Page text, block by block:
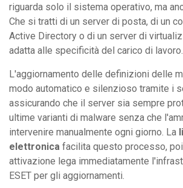
riguarda solo il sistema operativo, ma
Che si tratti di un server di posta, di un
Active Directory o di un server di
adatta alle specificità del carico di lavoro.
L'aggiornamento delle definizioni delle
modo automatico e silenzioso tramite i
assicurando che il server sia sempre
ultime varianti di malware senza che
intervenire manualmente ogni giorno. La
elettronica facilita questo processo,
attivazione lega immediatamente
ESET per gli aggiornamenti.